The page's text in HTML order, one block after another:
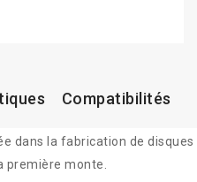
Compatibilités
dans la fabrication de disques
première monte.